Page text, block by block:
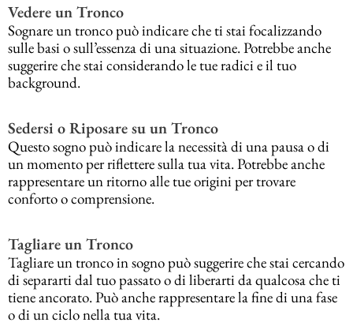
Vedere un Tronco
Sognare un tronco può indicare che ti stai focalizzando
sulle basi o sull’essenza di una situazione. Potrebbe anche
suggerire che stai considerando le tue radici e il tuo
background.
Sedersi o Riposare su un Tronco
Questo sogno può indicare la necessità di una pausa o di
un momento per riflettere sulla tua vita. Potrebbe anche
rappresentare un ritorno alle tue origini per trovare
conforto o comprensione.
Tagliare un Tronco
Tagliare un tronco in sogno può suggerire che stai cercando
di separarti dal tuo passato o di liberarti da qualcosa che ti
tiene ancorato. Può anche rappresentare la fine di una fase
o di un ciclo nella tua vita.